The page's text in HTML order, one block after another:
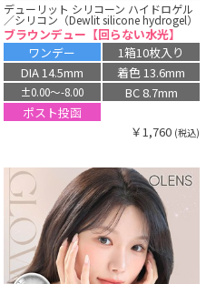
デューリット シリコーン ハイドロゲル
／シリコン（Dewlit silicone hydrogel）
ブラウンデュー【回らない水光】
ワンデー
1箱10枚入り
DIA 14.5mm
着色 13.6mm
±0.00〜-8.00
BC 8.7mm
ポスト投函
￥1,760 (税込)